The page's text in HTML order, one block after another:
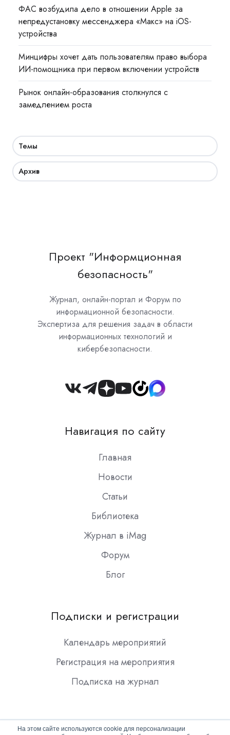
На этом сайте используются cookie для персонализации
ФАС возбудила дело в отношении Apple за
непредустановку мессенджера «Макс» на iOS-
устройства
Минцифры хочет дать пользователям право выбора
ИИ-помощника при первом включении устройств
Рынок онлайн-образования столкнулся с
замедлением роста
Темы
Архив
Проект "Информционная
безопасность"
Журнал, онлайн-портал и Форум по
информационной безопасности.
Экспертиза для решения задач в области
информационных технологий и
кибербезопасности.
Join
Slack
Навигация по сайту
Главная
Новости
Статьи
Библиотека
Журнал в iMag
Форум
Блог
Подписки и регистрации
Календарь мероприятий
Регистрация на мероприятия
Подписка на журнал